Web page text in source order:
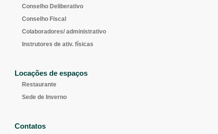
Conselho Deliberativo
Conselho Fiscal
Colaboradores/ administrativo
Instrutores de ativ. físicas
Locações de espaços
Restaurante
Sede de Inverno
Contatos